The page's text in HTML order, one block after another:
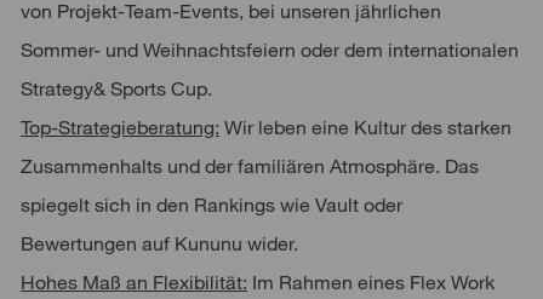
von Projekt-Team-Events, bei unseren jährlichen
Sommer- und Weihnachtsfeiern oder dem internationalen
Strategy& Sports Cup.
Top-Strategieberatung: Wir leben eine Kultur des starken
Zusammenhalts und der familiären Atmosphäre. Das
spiegelt sich in den Rankings wie Vault oder
Bewertungen auf Kununu wider.
Hohes Maß an Flexibilität: Im Rahmen eines Flex Work